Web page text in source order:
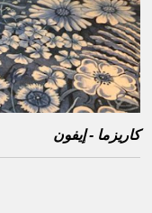
كاريزما - إيفون